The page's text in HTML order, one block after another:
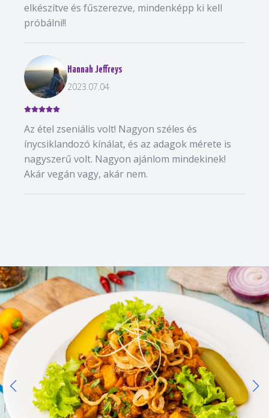
elkészítve és fűszerezve, mindenképp ki kell
próbálni!!
Hannah Jeffreys
2023.07.04
Az étel zseniális volt! Nagyon széles és
ínycsiklandozó kínálat, és az adagok mérete is
nagyszerű volt. Nagyon ajánlom mindekinek!
Akár vegán vagy, akár nem.